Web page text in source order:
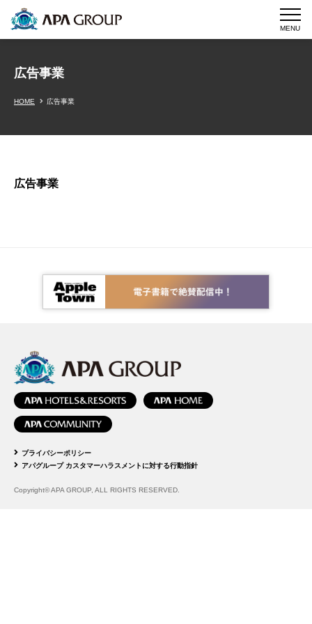
MENU
広告事業
HOME 広告事業
広告事業
プライバシーポリシー
アパグループ カスタマーハラスメントに対する行動指針
Copyright© APA GROUP, ALL RIGHTS RESERVED.